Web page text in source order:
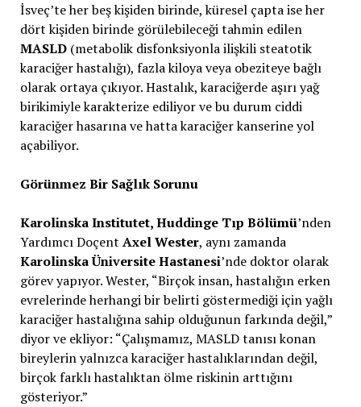
İsveç’te her beş kişiden birinde, küresel çapta ise her
dört kişiden birinde görülebileceği tahmin edilen
MASLD(metabolik disfonksiyonla ilişkili steatotik
karaciğer hastalığı), fazla kiloya veya obeziteye bağlı
olarak ortaya çıkıyor. Hastalık, karaciğerde aşırı yağ
birikimiyle karakterize ediliyor ve bu durum ciddi
karaciğer hasarına ve hatta karaciğer kanserine yol
açabiliyor.
Görünmez Bir Sağlık Sorunu
Karolinska Institutet, Huddinge Tıp Bölümü’nden
Yardımcı Doçent Axel Wester, aynı zamanda
Karolinska Üniversite Hastanesi’nde doktor olarak
görev yapıyor. Wester, “Birçok insan, hastalığın erken
evrelerinde herhangi bir belirti göstermediği için yağlı
karaciğer hastalığına sahip olduğunun farkında değil,”
diyor ve ekliyor: “Çalışmamız, MASLD tanısı konan
bireylerin yalnızca karaciğer hastalıklarından değil,
birçok farklı hastalıktan ölme riskinin arttığını
gösteriyor.”